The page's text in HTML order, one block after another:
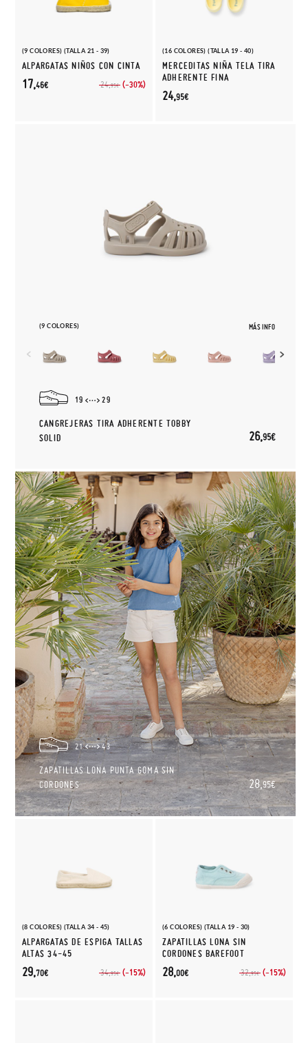
(9 COLORES) (TALLA 21 - 39)
ALPARGATAS NIÑOS CON CINTA
24,95€ (-30%)
17,46€
(16 COLORES) (TALLA 19 - 40)
MERCEDITAS NIÑA TELA TIRA
ADHERENTE FINA
24,95€
(9 COLORES) MÁS INFO
19 29
CANGREJERAS TIRA ADHERENTE TOBBY
SOLID
26,95€
21 43
ZAPATILLAS LONA PUNTA GOMA SIN
CORDONES
28,95€
(8 COLORES) (TALLA 34 - 45)
ALPARGATAS DE ESPIGA TALLAS
ALTAS 34-45
34,95€ (-15%)
29,70€
(6 COLORES) (TALLA 19 - 30)
ZAPATILLAS LONA SIN
CORDONES BAREFOOT
32,95€ (-15%)
28,00€